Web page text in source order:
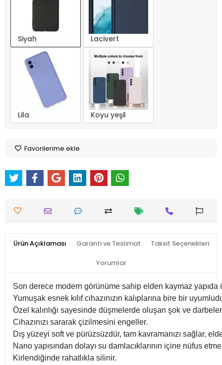
Siyah Lacivert
Lila Koyu yeşil
Favorilerime ekle
Ürün Açıklaması Garanti ve Teslimat Taksit Seçenekleri
Yorumlar
Son derece modern görünüme sahip elden kaymaz yapıda
Yumuşak esnek kılıf cihazınızın kalıplarına bire bir
Özel kalınlığı sayesinde düşmelerde oluşan şok ve
Cihazınızı sararak çizilmesini engeller.
Dış yüzeyi soft ve pürüzsüzdür, tam kavramanızı sağlar,
Nano yapısından dolayı su damlacıklarının içine nüfus
Kirlendiğinde rahatlıkla silinir.